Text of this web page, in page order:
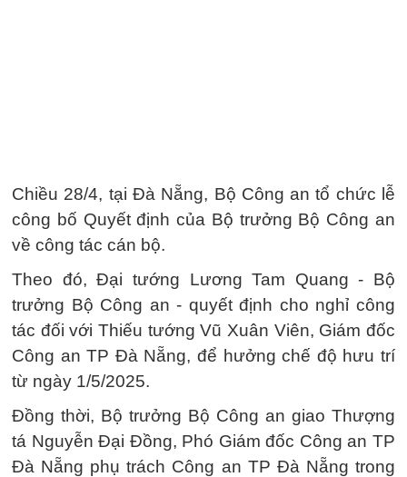
Chiều 28/4, tại Đà Nẵng, Bộ Công an tổ chức lễ
công bố Quyết định của Bộ trưởng Bộ Công an
về công tác cán bộ.
Theo đó, Đại tướng Lương Tam Quang - Bộ
trưởng Bộ Công an - quyết định cho nghỉ công
tác đối với Thiếu tướng Vũ Xuân Viên, Giám đốc
Công an TP Đà Nẵng, để hưởng chế độ hưu trí
từ ngày 1/5/2025.
Đồng thời, Bộ trưởng Bộ Công an giao Thượng
tá Nguyễn Đại Đồng, Phó Giám đốc Công an TP
Đà Nẵng phụ trách Công an TP Đà Nẵng trong